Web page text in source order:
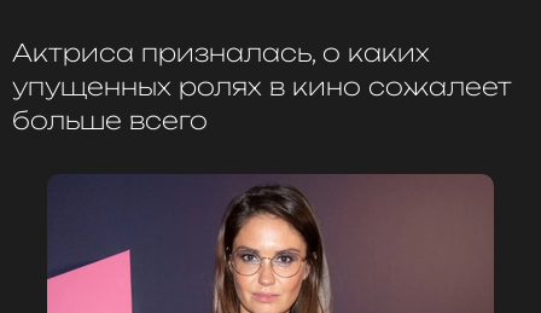
Актриса призналась, о каких
упущенных ролях в кино сожалеет
больше всего